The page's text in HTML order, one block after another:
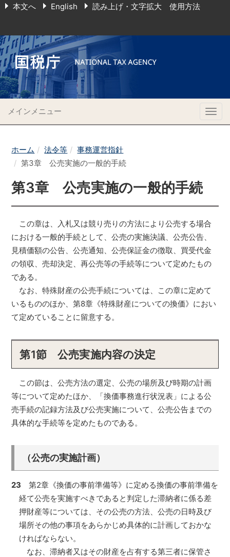
本文へ English 読み上げ・文字拡大 使用方法
メインメニュー
ホーム 法令等
事務運営指針
第3章 公売実施の一般的手続
第3章 公売実施の一般的手続
この章は、入札又は競り売りの方法により公売する場合
における一般的手続として、公売の実施決議、公売公告、
見積価額の公告、公売通知、公売保証金の徴取、買受代金
の領収、売却決定、再公売等の手続等について定めたもの
である。
なお、特殊財産の公売手続については、この章に定めて
いるもののほか、第8章《特殊財産についての換価》におい
て定めていることに留意する。
第1節 公売実施内容の決定
この節は、公売方法の選定、公売の場所及び時期の計画
等について定めたほか、「換価事務進行状況表」による公
売手続の記録方法及び公売実施について、公売公告までの
具体的な手続等を定めたものである。
（公売の実施計画）
23 第2章《換価の事前準備等》に定める換価の事前準備を
経て公売を実施すべきであると判定した滞納者に係る差
押財産等については、その公売の方法、公売の日時及び
場所その他の事項をあらかじめ具体的に計画しておかな
ければならない。
なお、滞納者又はその財産を占有する第三者に保管さ